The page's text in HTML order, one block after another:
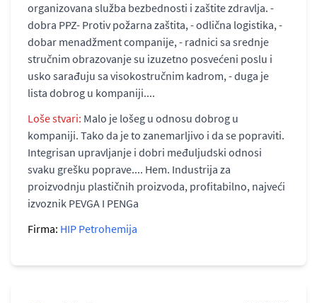
organizovana služba bezbednosti i zaštite zdravlja. -
dobra PPZ- Protiv požarna zaštita, - odlična logistika, -
dobar menadžment companije, - radnici sa srednje
stručnim obrazovanje su izuzetno posvećeni poslu i
usko sarađuju sa visokostručnim kadrom, - duga je
lista dobrog u kompaniji....
Loše stvari: Malo je lošeg u odnosu dobrog u
kompaniji. Tako da je to zanemarljivo i da se popraviti.
Integrisan upravljanje i dobri međuljudski odnosi
svaku grešku poprave.... Hem. Industrija za
proizvodnju plastičnih proizvoda, profitabilno, najveći
izvoznik PEVGA I PENGa
Firma: HIP Petrohemija